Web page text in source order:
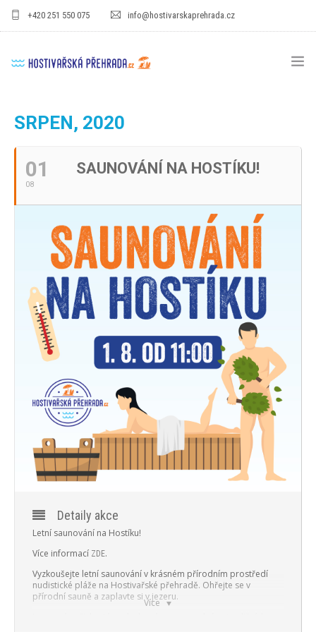
+420 251 550 075 info@hostivarskaprehrada.cz
SPORT
GASTRO
PRO FIRMY
PROGRAM
NOVINKY
GALERIE
WEBKAMERA
KONTAKTY
SRPEN, 2020
01
08
SAUNOVÁNÍ NA HOSTÍKU!
Více
Detaily akce
Letní saunování na Hostíku!
Více informací ZDE.
Vyzkoušejte letní saunování v krásném přírodním prostředí
nudistické pláže na Hostivařské přehradě. Ohřejte se v
přírodní sauně a zaplavte si v jezeru.